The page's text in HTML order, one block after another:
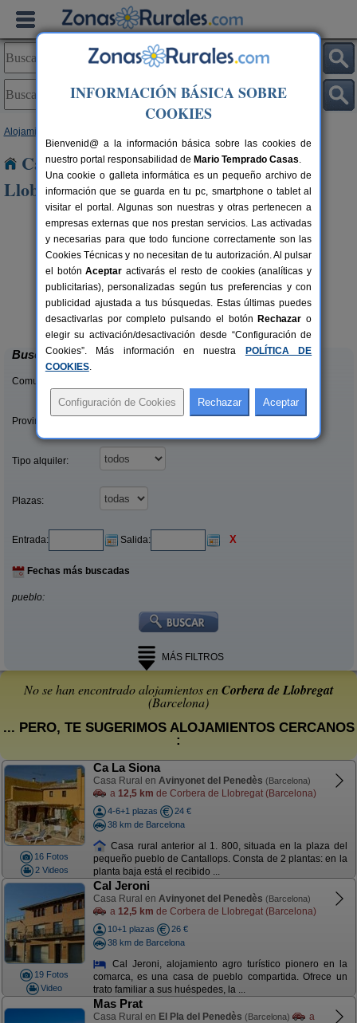
Alojamientos
Casas Rurales cerca de Corbera de
Llobregat
19-23+2 pers.
desde33 €
Can Fontanelles
Castellfollit del Boix (Barcelona)
Buscar
Comunidades:
Provincias/Islas:
Tipo alquiler:
Plazas:
Entrada: Salida: X
Fechas más buscadas
pueblo:
MÁS FILTROS
No se han encontrado alojamientos enCorbera de Llobregat
(Barcelona)
... PERO, TE SUGERIMOS ALOJAMIENTOS CERCANOS
:
16 Fotos
2 Videos
Ca La Siona
Casa Rural en Avinyonet del Penedès (Barcelona)
a 12,5 km de Corbera de Llobregat (Barcelona)
4-6+1 plazas
24 €
38 km de Barcelona
Casa rural anterior al 1. 800, situada en la plaza del
pequeño pueblo de Cantallops. Consta de 2 plantas: en la
planta baja está el recibido ...
19 Fotos
Video
Cal Jeroni
Casa Rural en Avinyonet del Penedès (Barcelona)
a 12,5 km de Corbera de Llobregat (Barcelona)
10+1 plazas
26 €
38 km de Barcelona
Cal Jeroni, alojamiento agro turístico pionero en la
comarca, es una casa de pueblo compartida. Ofrece un
trato familiar a sus huéspedes, la ...
Mas Prat
Casa Rural en El Pla del Penedès (Barcelona)
a
INFORMACIÓN BÁSICA SOBRE
COOKIES
Bienvenid@ a la información básica sobre las cookies de
nuestro portal responsabilidad de Mario Temprado Casas.
Una cookie o galleta informática es un pequeño archivo de
información que se guarda en tu pc, smartphone o tablet al
visitar el portal. Algunas son nuestras y otras pertenecen a
empresas externas que nos prestan servicios. Las activadas
y necesarias para que todo funcione correctamente son las
Cookies Técnicas y no necesitan de tu autorización. Al pulsar
el botónAceptar activarás el resto de cookies (analíticas y
publicitarias), personalizadas según tus preferencias y con
publicidad ajustada a tus búsquedas. Estas últimas puedes
desactivarlas por completo pulsando el botón Rechazar o
elegir su activación/desactivación desde “Configuración de
Cookies”. Más información en nuestra
POLÍTICA DE
COOKIES.